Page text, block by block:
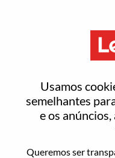
Usamos
semelhantes
e os
Queremos ser
Redefinir
Tem certeza